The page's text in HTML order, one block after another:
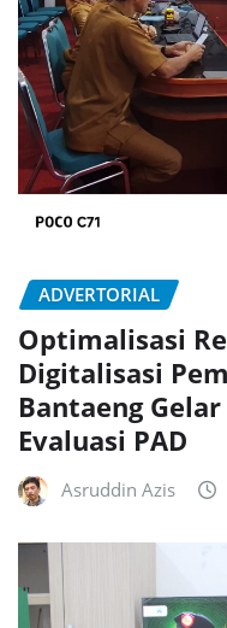
ADVERTORIAL
Optimalisasi
Digitalisasi
Bantaeng
Evaluasi PAD
Asruddin Azis